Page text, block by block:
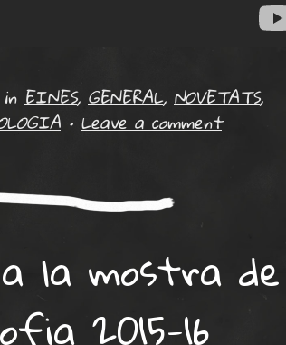
in EINES, GENERAL, NOVETATS,
• Leave a comment
la mostra de
2015-16